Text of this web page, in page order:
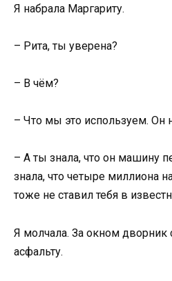
Я набрала Маргариту.
– Рита, ты уверена?
– В чём?
– Что мы это используем. Он
– А ты знала, что он машину
знала, что четыре миллиона
тоже не ставил тебя в
Я молчала. За окном дворник
асфальту.